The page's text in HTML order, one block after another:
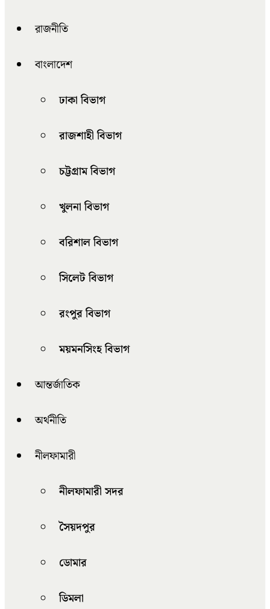
রাজনীতি
বাংলাদেশ
ঢাকা বিভাগ
রাজশাহী বিভাগ
চট্টগ্রাম বিভাগ
খুলনা বিভাগ
বরিশাল বিভাগ
সিলেট বিভাগ
রংপুর বিভাগ
ময়মনসিংহ বিভাগ
আন্তর্জাতিক
অর্থনীতি
নীলফামারী
নীলফামারী সদর
সৈয়দপুর
ডোমার
ডিমলা